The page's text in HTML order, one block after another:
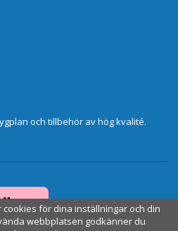
och tillbehör av hög kvalité.
för dina inställningar och din
webbplatsen godkänner du